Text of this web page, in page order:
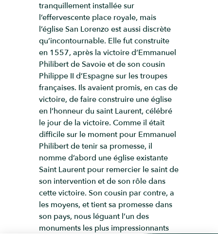
tranquillement installée sur
l’effervescente place royale, mais
l’église San Lorenzo est aussi discrète
qu’incontournable. Elle fut construite
en 1557, après la victoire d’Emmanuel
Philibert de Savoie et de son cousin
Philippe II d’Espagne sur les troupes
françaises. Ils avaient promis, en cas de
victoire, de faire construire une église
en l’honneur du saint Laurent, célébré
le jour de la victoire. Comme il était
difficile sur le moment pour Emmanuel
Philibert de tenir sa promesse, il
nomme d’abord une église existante
Saint Laurent pour remercier le saint de
son intervention et de son rôle dans
cette victoire. Son cousin par contre, a
les moyens, et tient sa promesse dans
son pays, nous léguant l’un des
monuments les plus impressionnants